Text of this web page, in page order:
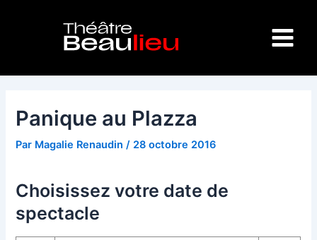
Menu
Panique au Plazza
Par Magalie Renaudin/ 28 octobre 2016
Choisissez votre date de
spectacle